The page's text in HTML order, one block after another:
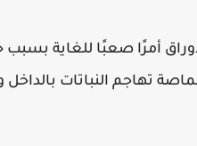
أمرًا صعبًا للغاية
تهاجم النباتات